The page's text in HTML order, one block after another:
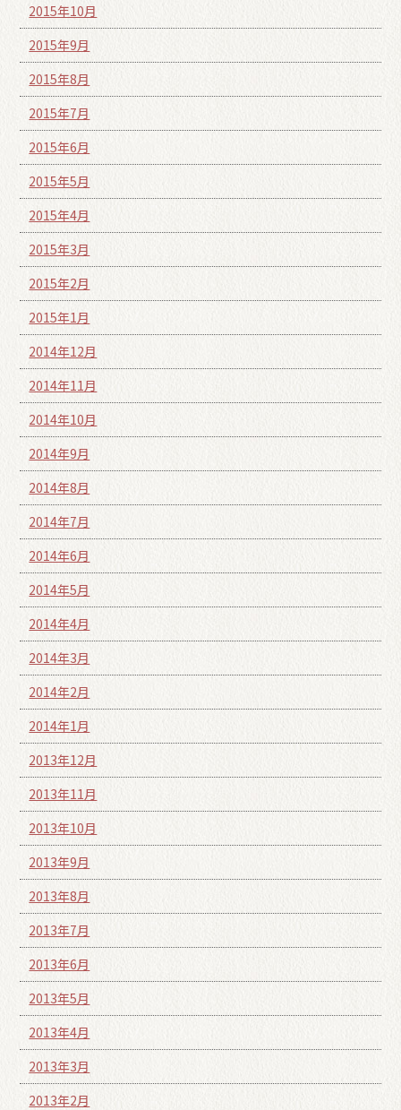
2015年10月
2015年9月
2015年8月
2015年7月
2015年6月
2015年5月
2015年4月
2015年3月
2015年2月
2015年1月
2014年12月
2014年11月
2014年10月
2014年9月
2014年8月
2014年7月
2014年6月
2014年5月
2014年4月
2014年3月
2014年2月
2014年1月
2013年12月
2013年11月
2013年10月
2013年9月
2013年8月
2013年7月
2013年6月
2013年5月
2013年4月
2013年3月
2013年2月